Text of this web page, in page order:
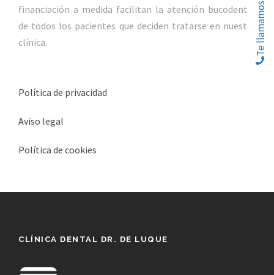
financiación a medida facilitan la atención bucodental
de todos los pacientes que deciden tratarse en nuestra
clínica.
Política de privacidad
Aviso legal
Política de cookies
CLÍNICA DENTAL DR. DE LUQUE
Te llamamos
Te llamamos